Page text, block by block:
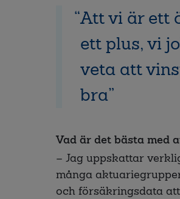
Att vi är ett
ett plus, vi
veta att
bra
Vad är det bästa med
– Jag uppskattar
många
och försäkringsdata